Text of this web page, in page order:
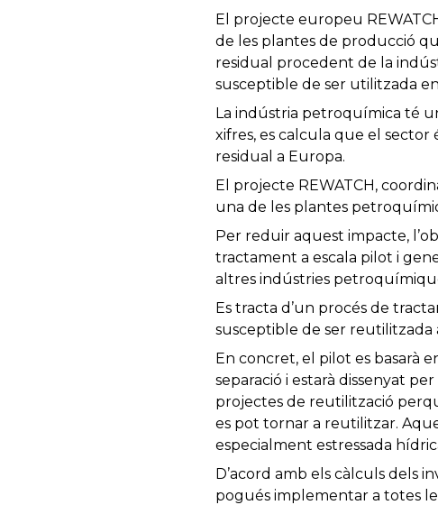
El projecte europeu
de les plantes de producció
residual procedent de la
susceptible de ser utilitzada
La indústria petroquímica té
xifres, es calcula que el sector
residual a Europa.
El projecte REWATCH,
una de les plantes
Per reduir aquest impacte,
tractament a escala pilot i
altres indústries
Es tracta d’un procés de
susceptible de ser
En concret, el pilot es basarà
separació i estarà dissenyat
projectes de reutilització
es pot tornar a reutilitzar.
especialment estressada
D’acord amb els càlculs dels
pogués implementar a totes